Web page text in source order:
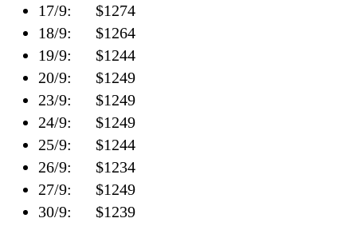
17/9: $1274
18/9: $1264
19/9: $1244
20/9: $1249
23/9: $1249
24/9: $1249
25/9: $1244
26/9: $1234
27/9: $1249
30/9: $1239